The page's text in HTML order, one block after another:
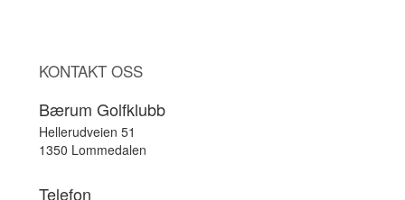
KONTAKT OSS
Bærum Golfklubb
Hellerudveien 51
1350 Lommedalen
Telefon